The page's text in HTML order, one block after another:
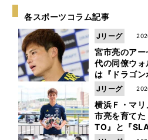
各スポーツコラム記事
宮市亮のア
代の同僚ウォ
は『ドラゴン
が大好き ポ
日向小次郎に
た
Jリーグ
横浜Ｆ・マリ
市亮を育て
TO』と『
K』 中京大
Jリーグ